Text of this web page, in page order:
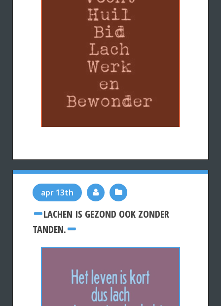
apr 13th
LACHEN IS GEZOND OOK ZONDER
TANDEN.